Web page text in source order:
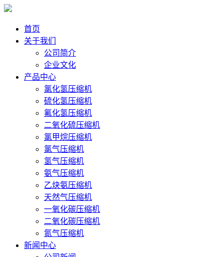
首页
关于我们
公司简介
企业文化
产品中心
氯化氢压缩机
硫化氢压缩机
氟化氢压缩机
二氧化硫压缩机
氯甲烷压缩机
氯气压缩机
氢气压缩机
氨气压缩机
乙炔氨压缩机
天然气压缩机
一氧化碳压缩机
二氧化碳压缩机
氮气压缩机
新闻中心